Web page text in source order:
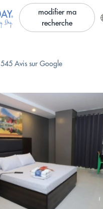
modifier ma
recherche
545 Avis sur Google